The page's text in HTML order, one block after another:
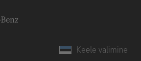
Keele valimine